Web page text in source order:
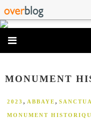
MONUMENT
2023 , ABBAYE ,
MONUMENT